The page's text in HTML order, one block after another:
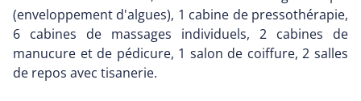
(enveloppement d'algues), 1 cabine de pressothérapie,
6 cabines de massages individuels, 2 cabines de
manucure et de pédicure, 1 salon de coiffure, 2 salles
de repos avec tisanerie.